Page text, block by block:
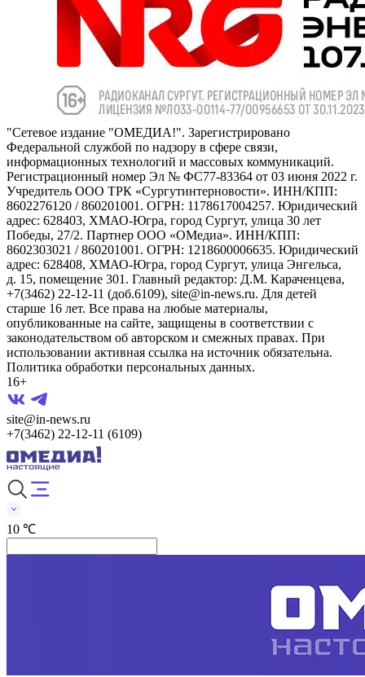
"Сетевое издание "ОМЕДИА!". Зарегистрировано
Федеральной службой по надзору в сфере связи,
информационных технологий и массовых коммуникаций.
Регистрационный номер Эл № ФС77-83364 от 03 июня 2022 г.
Учредитель ООО ТРК «Сургутинтерновости». ИНН/КПП:
8602276120 / 860201001. ОГРН: 1178617004257. Юридический
адрес: 628403, ХМАО-Югра, город Сургут, улица 30 лет
Победы, 27/2. Партнер ООО «ОМедиа». ИНН/КПП:
8602303021 / 860201001. ОГРН: 1218600006635. Юридический
адрес: 628408, ХМАО-Югра, город Сургут, улица Энгельса,
д. 15, помещение 301. Главный редактор: Д.М. Караченцева,
+7(3462) 22-12-11 (доб.6109), site@in-news.ru. Для детей
старше 16 лет. Все права на любые материалы,
опубликованные на сайте, защищены в соответствии с
законодательством об авторском и смежных правах. При
использовании активная ссылка на источник обязательна.
Политика обработки персональных данных.
16+
site@in-news.ru
+7(3462) 22-12-11 (6109)
10 ℃